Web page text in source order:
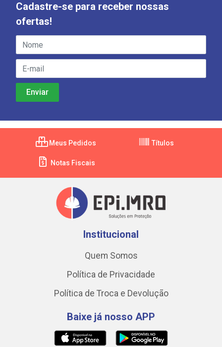
Cadastre-se para receber nossas
ofertas!
Meus Pedidos Títulos
Notas Fiscais
Institucional
Quem Somos
Política de Privacidade
Política de Troca e Devolução
Baixe já nosso APP